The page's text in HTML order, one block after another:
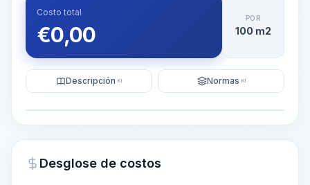
~15-30 Sek.
Costo total
€0,00
POR
100 m2
Descripción KI Normas KI
Desglose de costos